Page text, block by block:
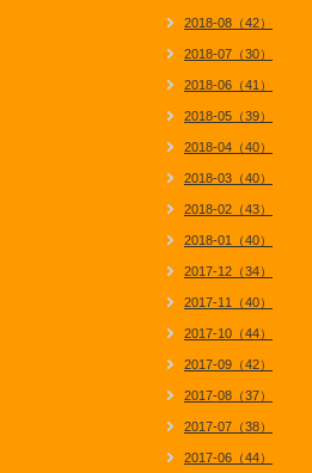
2018-08（42）
2018-07（30）
2018-06（41）
2018-05（39）
2018-04（40）
2018-03（40）
2018-02（43）
2018-01（40）
2017-12（34）
2017-11（40）
2017-10（44）
2017-09（42）
2017-08（37）
2017-07（38）
2017-06（44）